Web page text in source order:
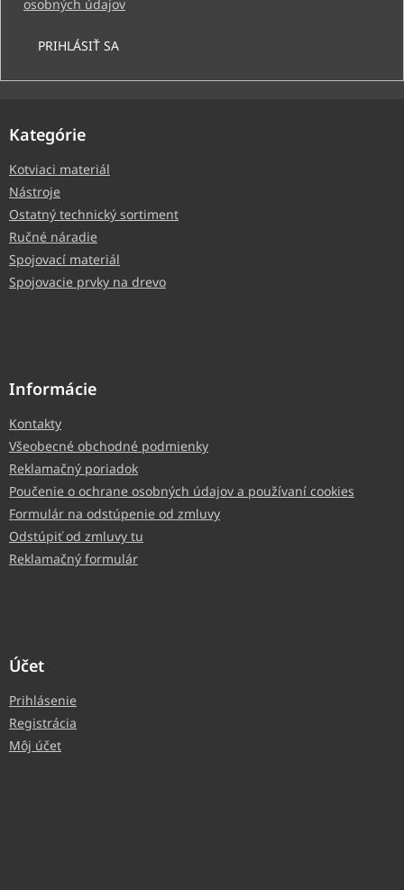
osobných údajov
PRIHLÁSIŤ SA
Kategórie
Kotviaci materiál
Nástroje
Ostatný technický sortiment
Ručné náradie
Spojovací materiál
Spojovacie prvky na drevo
Informácie
Kontakty
Všeobecné obchodné podmienky
Reklamačný poriadok
Poučenie o ochrane osobných údajov a používaní cookies
Formulár na odstúpenie od zmluvy
Odstúpiť od zmluvy tu
Reklamačný formulár
Účet
Prihlásenie
Registrácia
Môj účet